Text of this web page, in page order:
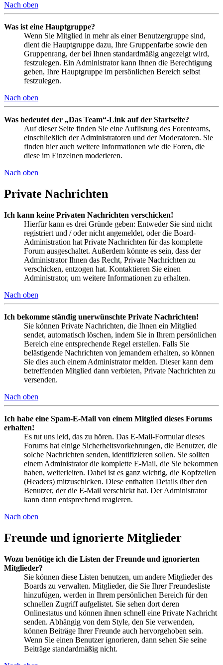
Nach oben
Was ist eine Hauptgruppe?
Wenn Sie Mitglied in mehr als einer Benutzergruppe sind,
dient die Hauptgruppe dazu, Ihre Gruppenfarbe sowie den
Gruppenrang, der bei Ihnen standardmäßig angezeigt wird,
festzulegen. Ein Administrator kann Ihnen die Berechtigung
geben, Ihre Hauptgruppe im persönlichen Bereich selbst
festzulegen.
Nach oben
Was bedeutet der „Das Team“-Link auf der Startseite?
Auf dieser Seite finden Sie eine Auflistung des Forenteams,
einschließlich der Administratoren und der Moderatoren. Sie
finden hier auch weitere Informationen wie die Foren, die
diese im Einzelnen moderieren.
Nach oben
Private Nachrichten
Ich kann keine Privaten Nachrichten verschicken!
Hierfür kann es drei Gründe geben: Entweder Sie sind nicht
registriert und / oder nicht angemeldet, oder die Board-
Administration hat Private Nachrichten für das komplette
Forum ausgeschaltet. Außerdem könnte es sein, dass der
Administrator Ihnen das Recht, Private Nachrichten zu
verschicken, entzogen hat. Kontaktieren Sie einen
Administrator, um weitere Informationen zu erhalten.
Nach oben
Ich bekomme ständig unerwünschte Private Nachrichten!
Sie können Private Nachrichten, die Ihnen ein Mitglied
sendet, automatisch löschen, indem Sie in Ihrem persönlichen
Bereich eine entsprechende Regel erstellen. Falls Sie
belästigende Nachrichten von jemandem erhalten, so können
Sie dies auch einem Administrator melden. Dieser kann dem
betreffenden Mitglied dann verbieten, Private Nachrichten zu
versenden.
Nach oben
Ich habe eine Spam-E-Mail von einem Mitglied dieses Forums
erhalten!
Es tut uns leid, das zu hören. Das E-Mail-Formular dieses
Forums hat einige Sicherheitsvorkehrungen, die Benutzer, die
solche Nachrichten senden, identifizieren sollen. Sie sollten
einem Administrator die komplette E-Mail, die Sie bekommen
haben, weiterleiten. Dabei ist es ganz wichtig, die Kopfzeilen
(Headers) mitzuschicken. Diese enthalten Details über den
Benutzer, der die E-Mail verschickt hat. Der Administrator
kann dann entsprechend reagieren.
Nach oben
Freunde und ignorierte Mitglieder
Wozu benötige ich die Listen der Freunde und ignorierten
Mitglieder?
Sie können diese Listen benutzen, um andere Mitglieder des
Boards zu verwalten. Mitglieder, die Sie Ihrer Freundesliste
hinzufügen, werden in Ihrem persönlichen Bereich für den
schnellen Zugriff aufgelistet. Sie sehen dort deren
Onlinestatus und können ihnen schnell eine Private Nachricht
senden. Abhängig von dem Style, den Sie verwenden,
können Beiträge Ihrer Freunde auch hervorgehoben sein.
Wenn Sie einen Benutzer ignorieren, dann sehen Sie seine
Beiträge standardmäßig nicht.